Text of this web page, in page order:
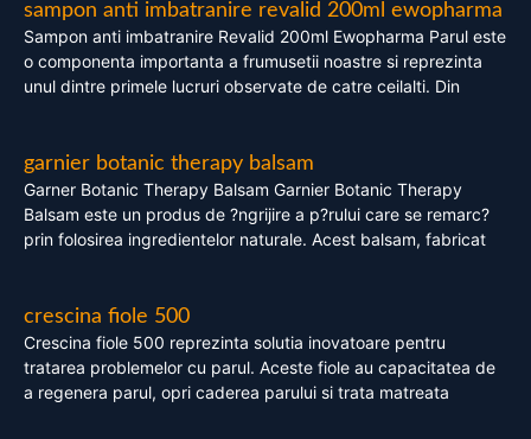
sampon anti imbatranire revalid 200ml ewopharma
Sampon anti imbatranire Revalid 200ml Ewopharma Parul este
o componenta importanta a frumusetii noastre si reprezinta
unul dintre primele lucruri observate de catre ceilalti. Din
garnier botanic therapy balsam
Garner Botanic Therapy Balsam Garnier Botanic Therapy
Balsam este un produs de ?ngrijire a p?rului care se remarc?
prin folosirea ingredientelor naturale. Acest balsam, fabricat
crescina fiole 500
Crescina fiole 500 reprezinta solutia inovatoare pentru
tratarea problemelor cu parul. Aceste fiole au capacitatea de
a regenera parul, opri caderea parului si trata matreata